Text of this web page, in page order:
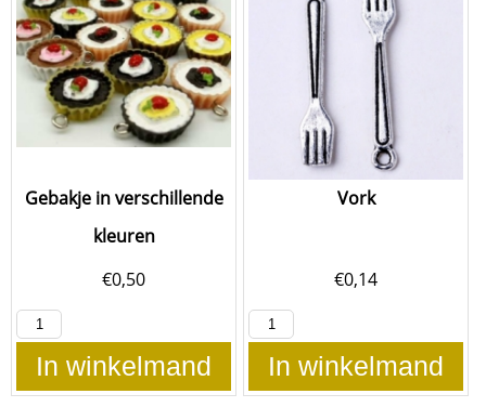
Gebakje in verschillende
kleuren
€0,50
In winkelmand
Vork
€0,14
In winkelmand